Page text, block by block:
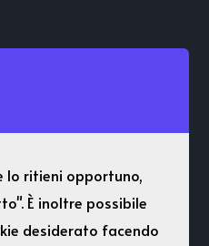
noi
0444 341840 interno
lo ritieni opportuno,
È inoltre possibile
desiderato facendo